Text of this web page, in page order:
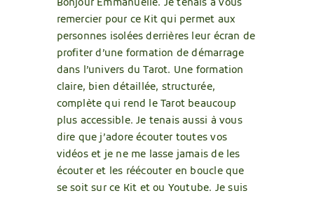
Bonjour Emmanuelle. Je tenais à vous
remercier pour ce Kit qui permet aux
personnes isolées derrières leur écran de
profiter d’une formation de démarrage
dans l’univers du Tarot. Une formation
claire, bien détaillée, structurée,
complète qui rend le Tarot beaucoup
plus accessible. Je tenais aussi à vous
dire que j’adore écouter toutes vos
vidéos et je ne me lasse jamais de les
écouter et les réécouter en boucle que
se soit sur ce Kit et ou Youtube. Je suis